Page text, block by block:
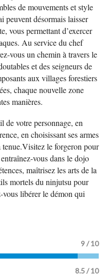
de mouvements et style
peuvent désormais laisser
vous permettant d’exercer
Au service du chef
vous un chemin à travers le
et des seigneurs de
aux villages forestiers
chaque nouvelle zone
manières.
de votre personnage, en
en choisissant ses armes
tenue.Visitez le forgeron pour
vous dans le dojo
maîtrisez les arts de la
mortels du ninjutsu pour
vous libérer le démon qui
9/ 10
8.5 / 10